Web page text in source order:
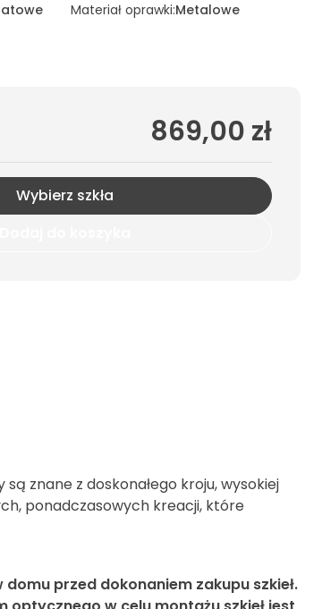
Materiał oprawki:Metalowe
869,00 zł
Wybierz szkła
znane z doskonałego kroju, wysokiej
ponadczasowych kreacji, które
przed dokonaniem zakupu szkieł.